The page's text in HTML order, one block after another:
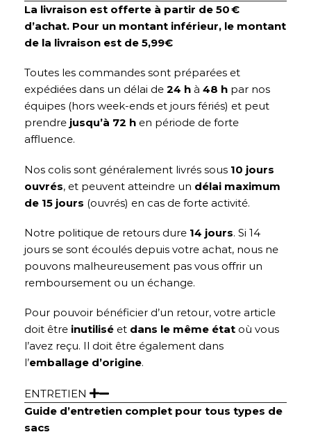
La livraison est offerte à partir de 50 €
d’achat. Pour un montant inférieur, le montant
de la livraison est de 5,99€
Toutes les commandes sont préparées et
expédiées dans un délai de 24 h à 48 h par nos
équipes (hors week-ends et jours fériés) et peut
prendre jusqu’à 72 h en période de forte
affluence.
Nos colis sont généralement livrés sous 10 jours
ouvrés, et peuvent atteindre un délai maximum
de 15 jours (ouvrés) en cas de forte activité.
Notre politique de retours dure 14 jours. Si 14
jours se sont écoulés depuis votre achat, nous ne
pouvons malheureusement pas vous offrir un
remboursement ou un échange.
Pour pouvoir bénéficier d’un retour, votre article
doit être inutilisé et dans le même état où vous
l’avez reçu. Il doit être également dans
l’emballage d’origine.
ENTRETIEN
Guide d’entretien complet pour tous types de
sacs